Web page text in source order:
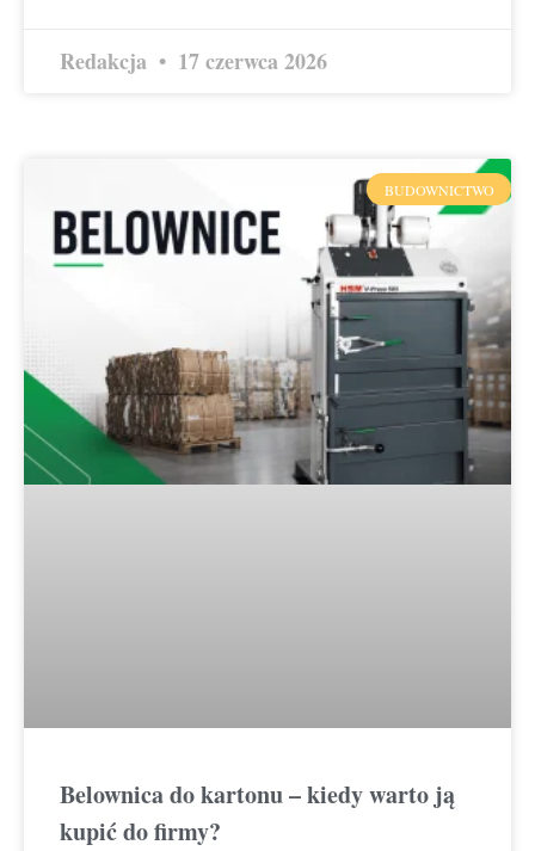
Redakcja 17 czerwca 2026
BUDOWNICTWO
Belownica do kartonu – kiedy warto ją
kupić do firmy?